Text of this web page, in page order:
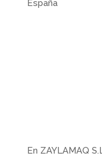
España
En ZAYLAMAQ